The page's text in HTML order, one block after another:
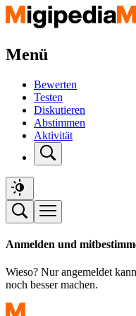
Menü
Bewerten
Testen
Diskutieren
Abstimmen
Aktivität
Anmelden und
Wieso? Nur angemeldet
noch besser machen.